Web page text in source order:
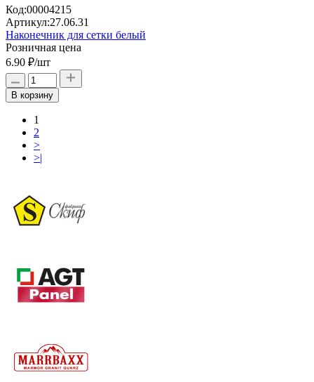
Код:00004215
Артикул:27.06.31
Наконечник для сетки белый
Розничная цена
6.90 ₽/шт
В корзину
1
2
>
>|